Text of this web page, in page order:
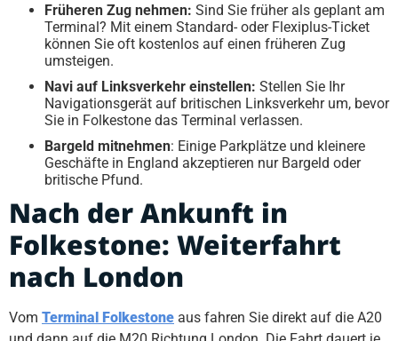
Früheren Zug nehmen: Sind Sie früher als geplant am
Terminal? Mit einem Standard- oder Flexiplus-Ticket
können Sie oft kostenlos auf einen früheren Zug
umsteigen.
Navi auf Linksverkehr einstellen: Stellen Sie Ihr
Navigationsgerät auf britischen Linksverkehr um, bevor
Sie in Folkestone das Terminal verlassen.
Bargeld mitnehmen: Einige Parkplätze und kleinere
Geschäfte in England akzeptieren nur Bargeld oder
britische Pfund.
Nach der Ankunft in
Folkestone: Weiterfahrt
nach London
Vom Terminal Folkestone aus fahren Sie direkt auf die A20